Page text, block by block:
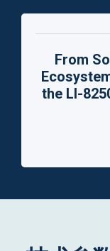
From
the LI-